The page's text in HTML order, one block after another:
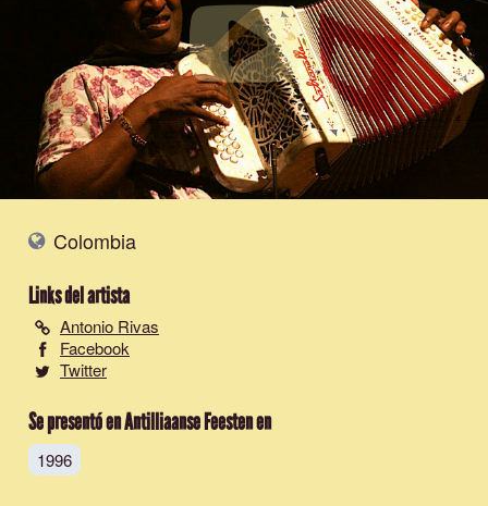
Colombia
Links del artista
Antonio Rivas
Facebook
Twitter
Se presentó en Antilliaanse Feesten en
1996